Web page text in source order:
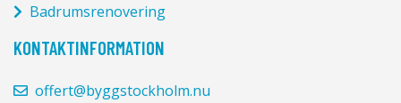
Badrumsrenovering
KONTAKTINFORMATION
offert@byggstockholm.nu